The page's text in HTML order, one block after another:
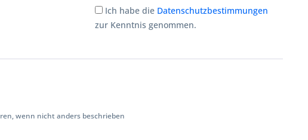
Ich habe die Datenschutzbestimmungen
zur Kenntnis genommen.
wenn nicht anders beschrieben